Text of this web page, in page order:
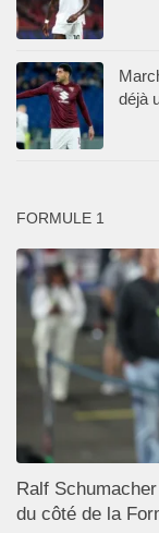
déjà
FORMULE 1
Ralf
du côté de la